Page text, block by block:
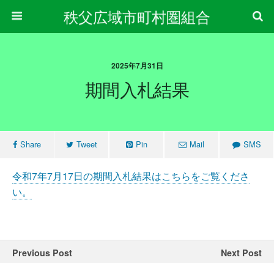
秩父広域市町村圏組合
2025年7月31日
期間入札結果
Share Tweet Pin Mail SMS
令和7年7月17日の期間入札結果はこちらをご覧くださ
い。
Previous Post Next Post